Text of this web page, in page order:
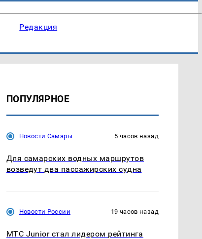
Редакция
ПОПУЛЯРНОЕ
Новости Самары 5 часов назад
Для самарских водных маршрутов
возведут два пассажирских судна
Новости России 19 часов назад
МТС Junior стал лидером рейтинга